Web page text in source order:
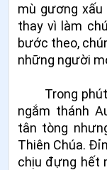
mù gương xấu
thay vì làm
bước theo,
những người
Trong
ngắm thánh
tân tòng
Thiên Chúa.
chịu đựng hết